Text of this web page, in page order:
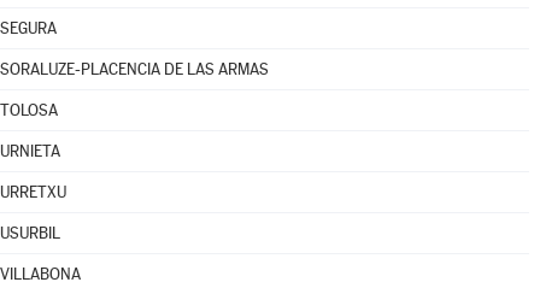
SEGURA
SORALUZE-PLACENCIA DE LAS ARMAS
TOLOSA
URNIETA
URRETXU
USURBIL
VILLABONA